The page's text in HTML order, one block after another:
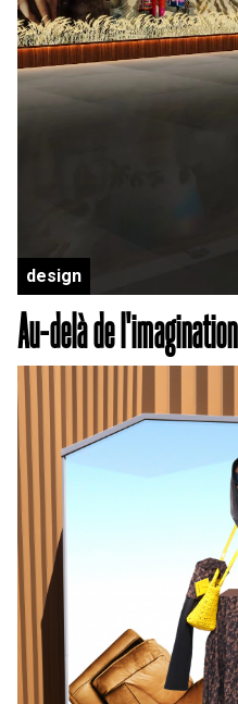
design
Au-delà de l'imagination